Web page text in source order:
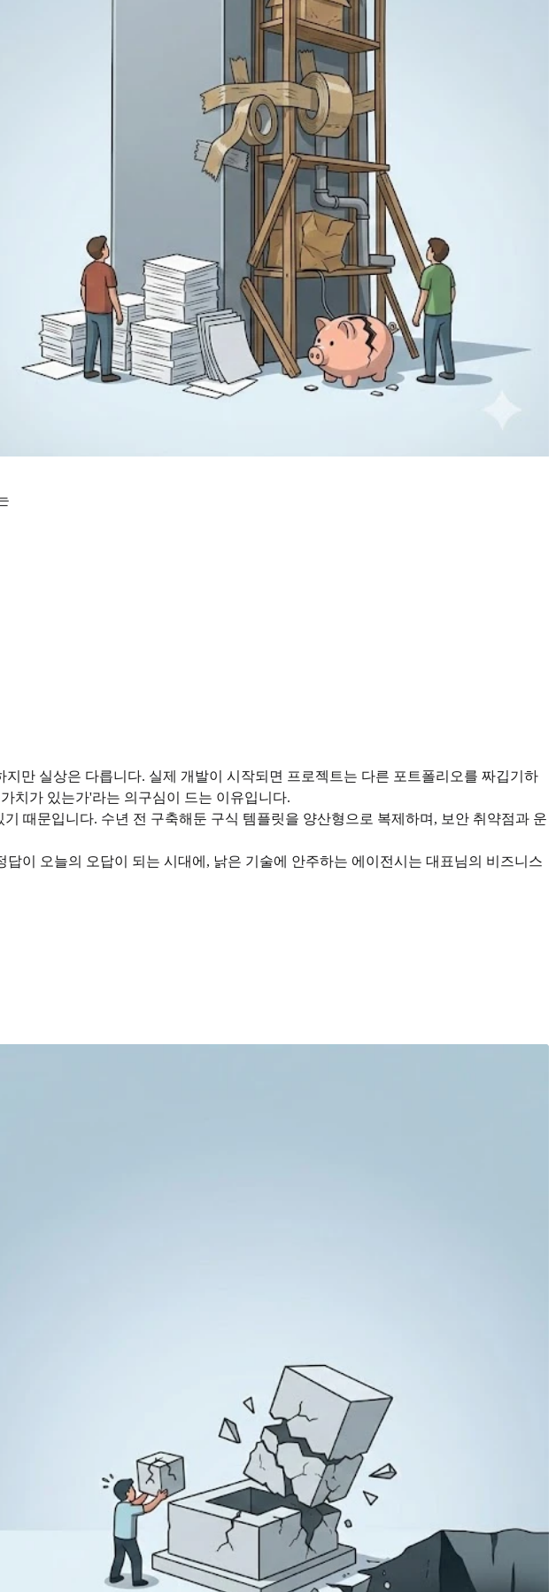
만 실상은 다릅니다. 실제 개발이 시작되면 프로젝트는 다른 포트폴리오를 짜깁기하
치가 있는가'라는 의구심이 드는 이유입니다.
때문입니다. 수년 전 구축해둔 구식 템플릿을 양산형으로 복제하며, 보안 취약점과 운
이 오늘의 오답이 되는 시대에, 낡은 기술에 안주하는 에이전시는 대표님의 비즈니스